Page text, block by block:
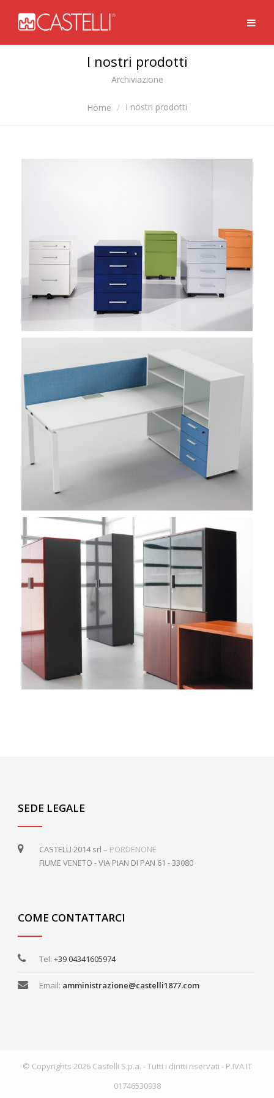
I nostri prodotti
Archiviazione
Home I nostri prodotti
SEDE LEGALE
CASTELLI 2014 srl – PORDENONE
FIUME VENETO - VIA PIAN DI PAN 61 - 33080
COME CONTATTARCI
Tel: +39 04341605974
Email: amministrazione@castelli1877.com
© Copyrights 2026 Castelli S.p.a. - Tutti i diritti riservati - P.IVA IT
01746530938